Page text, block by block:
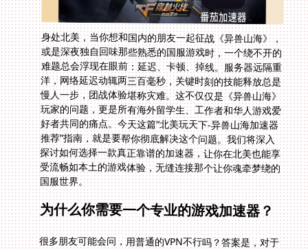
身处北美，当你想和国内的朋友一起征战《异兽山海》，
或是深夜独自回味那些熟悉的国服游戏时，一个绕不开的
难题总会浮现在眼前：延迟、卡顿、掉线。服务器远隔重
洋，网络延迟动辄两三百毫秒，关键时刻的技能释放总是
慢人一步，团战体验堪称灾难。这不仅仅是《异兽山海》
玩家的问题，更是所有海外留学生、工作者和华人游戏爱
好者共同的痛点。今天这篇“北美玩天下-异兽山海加速器
推荐”指南，就是要帮你彻底解决这个问题。我们将深入
探讨如何选择一款真正靠谱的加速器，让你在北美也能享
受流畅如本土的游戏体验，无缝连接那个让你魂牵梦绕的
国服世界。
为什么你需要一个专业的游戏加速器？
很多朋友可能会问，用普通的VPN不行吗？答案是，对于
游戏这种对实时性要求极高的应用，普通VPN往往力不从
心。它们的设计初衷是隐私保护和访问限制内容，而非优
化网络路径。游戏数据包需要走最稳定、最短的路径，普
通VPN的线路可能绕远，节点可能拥堵，导致延迟更高、
抖动更大。专业游戏加速器的核心价值在于“智能路
由”和“专线优化”。它们在全球部署了针对游戏优化的服务
器节点，能够智能分析你的网络状况，为你推荐并连接至
回国的最优线路，将游戏数据从拥堵的公共网络中剥离出
来，通过专属通道直连国内游戏服务器。这就像在混乱的